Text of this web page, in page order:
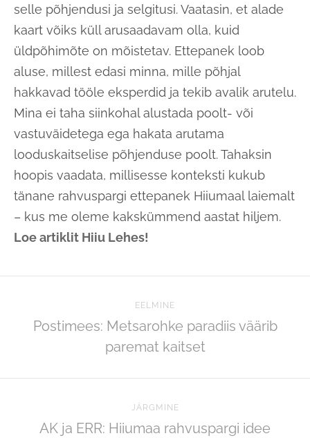
selle põhjendusi ja selgitusi. Vaatasin, et alade
kaart võiks küll arusaadavam olla, kuid
üldpõhimõte on mõistetav. Ettepanek loob
aluse, millest edasi minna, mille põhjal
hakkavad tööle eksperdid ja tekib avalik arutelu.
Mina ei taha siinkohal alustada poolt- või
vastuväidetega ega hakata arutama
looduskaitselise põhjenduse poolt. Tahaksin
hoopis vaadata, millisesse konteksti kukub
tänane rahvuspargi ettepanek Hiiumaal laiemalt
– kus me oleme kakskümmend aastat hiljem.
Loe artiklit Hiiu Lehes!
EELMINE
Postimees: Metsarohke paradiis väärib
paremat kaitset
JÄRGMINE
AK ja ERR: Hiiumaa rahvuspargi idee